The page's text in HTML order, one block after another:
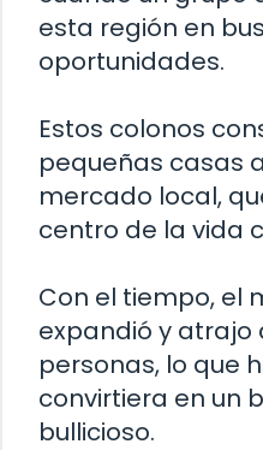
esta región en
oportunidades.
Estos colonos
pequeñas casas
mercado local,
centro de la vida
Con el tiempo, el
expandió y atrajo
personas, lo que
convirtiera en un
bullicioso.